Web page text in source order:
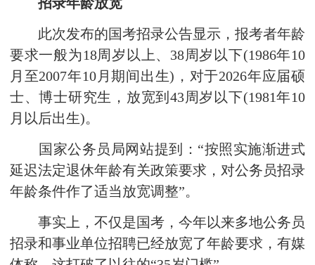
此次发布的国考招录公告显示，报考者年龄
要求一般为18周岁以上、38周岁以下(1986年10
月至2007年10月期间出生)，对于2026年应届硕
士、博士研究生，放宽到43周岁以下(1981年10
月以后出生)。
国家公务员局网站提到：“按照实施渐进式
延迟法定退休年龄有关政策要求，对公务员招录
年龄条件作了适当放宽调整”。
事实上，不仅是国考，今年以来多地公务员
招录和事业单位招聘已经放宽了年龄要求，有媒